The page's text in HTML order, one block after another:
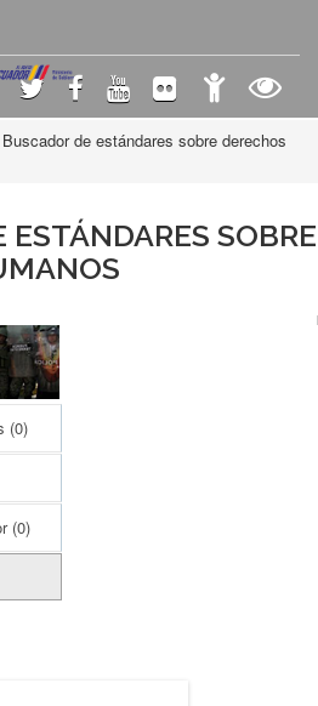
de estándares sobre derechos
ESTÁNDARES SOBRE
(0)
(0)